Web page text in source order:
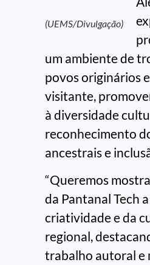
(UEMS/Divulgação)
um ambiente de
povos originários
visitante,
à diversidade
reconhecimento
ancestrais e
“Queremos
da Pantanal Tech
criatividade e da
regional,
trabalho autoral e